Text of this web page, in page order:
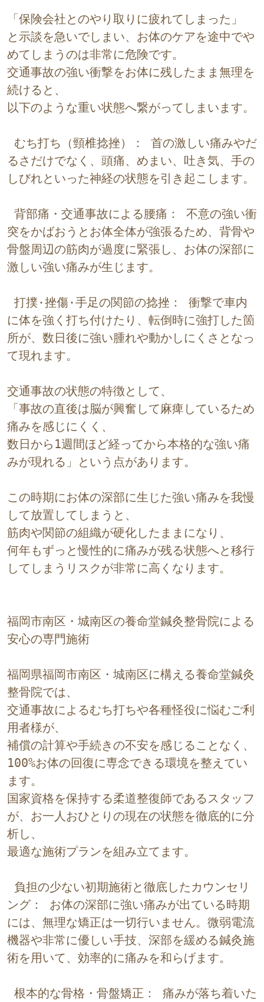
「保険会社とのやり取りに疲れてしまった」
と示談を急いでしまい、お体のケアを途中でや
めてしまうのは非常に危険です。
交通事故の強い衝撃をお体に残したまま無理を
続けると、
以下のような重い状態へ繋がってしまいます。
るさだけでなく、頭痛、めまい、吐き気、手の
しびれといった神経の状態を引き起こします。
突をかばおうとお体全体が強張るため、背骨や
骨盤周辺の筋肉が過度に緊張し、お体の深部に
激しい強い痛みが生じます。
に体を強く打ち付けたり、転倒時に強打した箇
所が、数日後に強い腫れや動かしにくさとなっ
て現れます。
交通事故の状態の特徴として、
「事故の直後は脳が興奮して麻痺しているため
痛みを感じにくく、
数日から1週間ほど経ってから本格的な強い痛
みが現れる」という点があります。
この時期にお体の深部に生じた強い痛みを我慢
して放置してしまうと、
筋肉や関節の組織が硬化したままになり、
何年もずっと慢性的に痛みが残る状態へと移行
してしまうリスクが非常に高くなります。
福岡市南区・城南区の養命堂鍼灸整骨院による
安心の専門施術
福岡県福岡市南区・城南区に構える養命堂鍼灸
整骨院では、
交通事故によるむち打ちや各種怪役に悩むご利
用者様が、
補償の計算や手続きの不安を感じることなく、
100%お体の回復に専念できる環境を整えてい
ます。
国家資格を保持する柔道整復師であるスタッフ
が、お一人おひとりの現在の状態を徹底的に分
析し、
最適な施術プランを組み立てます。
ング： お体の深部に強い痛みが出ている時期
には、無理な矯正は一切行いません。微弱電流
機器や非常に優しい手技、深部を緩める鍼灸施
術を用いて、効率的に痛みを和らげます。